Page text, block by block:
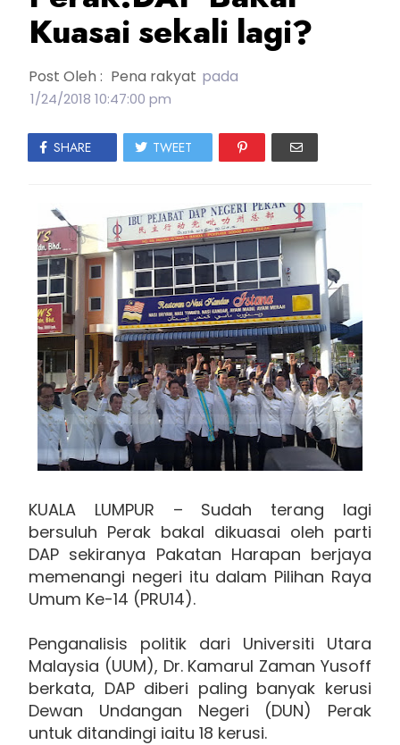
Kuasai sekali lagi?
Post Oleh : Pena rakyat pada
1/24/2018 10:47:00 pm
SHARE TWEET
KUALA LUMPUR – Sudah terang lagi
bersuluh Perak bakal dikuasai oleh parti
DAP sekiranya Pakatan Harapan berjaya
memenangi negeri itu dalam Pilihan Raya
Umum Ke-14 (PRU14).
Penganalisis politik dari Universiti Utara
Malaysia (UUM), Dr. Kamarul Zaman Yusoff
berkata, DAP diberi paling banyak kerusi
Dewan Undangan Negeri (DUN) Perak
untuk ditandingi iaitu 18 kerusi.